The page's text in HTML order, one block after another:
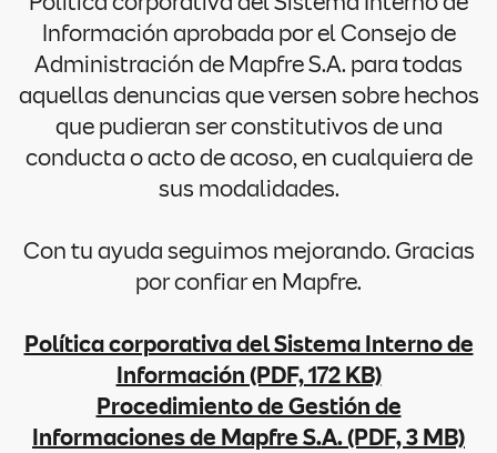
Información aprobada por el Consejo de
Administración de Mapfre S.A. para todas
aquellas denuncias que versen sobre hechos
que pudieran ser constitutivos de una
conducta o acto de acoso, en cualquiera de
sus modalidades.
Con tu ayuda seguimos mejorando. Gracias
por confiar en Mapfre.
Política corporativa del Sistema Interno de
Información (PDF, 172 KB)
Procedimiento de Gestión de
Informaciones de Mapfre S.A. (PDF, 3 MB)